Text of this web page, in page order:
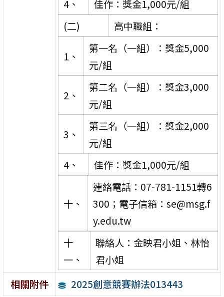
4、
佳作：獎金1,000元/組
(二)
高中職組：
1、
第一名（一組）：獎金5,000
元/組
2、
第二名（一組）：獎金3,000
元/組
3、
第三名（一組）：獎金2,000
元/組
4、
佳作：獎金1,000元/組
十、
連絡電話：07-781-1151轉6
300；電子信箱：se@msg.f
y.edu.tw
十
一、
聯絡人：金映君小姐、林怡
君小姐
相關附件
2025創意競賽辦法013443